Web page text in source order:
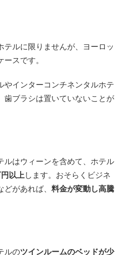
テルに限りませんが、ヨーロッ
スです。
やインターコンチネンタルホテ
歯ブラシは置いていないことが
ルはウィーンを含めて、ホテル
以上 します。おそらくビジネ
があれば、 料金が変動し高騰
ルのツインルームのベッドが少